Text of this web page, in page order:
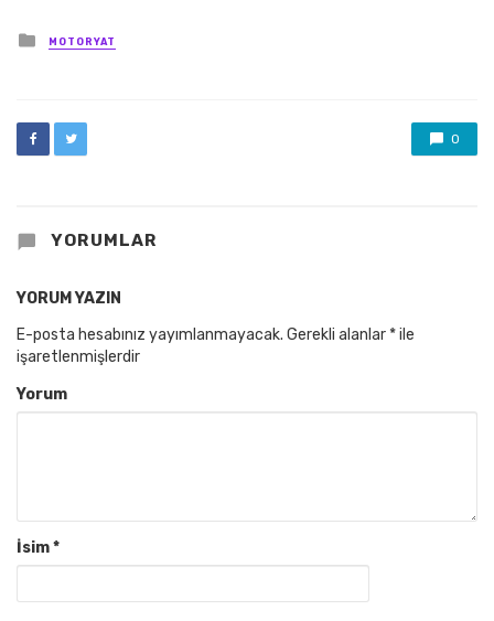
Posted
in
MOTORYAT
0
YORUMLAR
YORUM YAZIN
E-posta hesabınız yayımlanmayacak. Gerekli alanlar *ile
işaretlenmişlerdir
Yorum
İsim*